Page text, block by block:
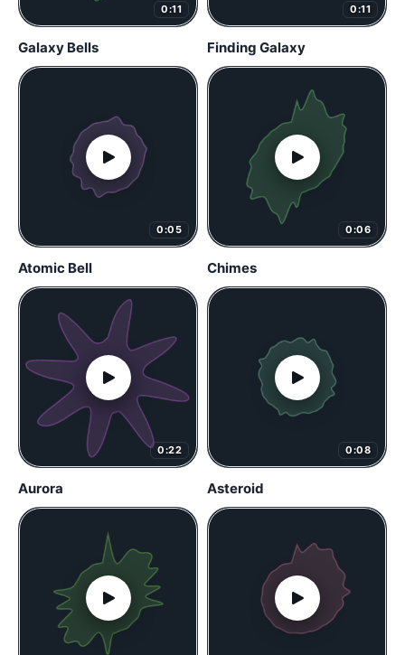
0:11
Galaxy Bells
0:11
Finding Galaxy
0:05
Atomic Bell
0:06
Chimes
0:22
Aurora
0:08
Asteroid